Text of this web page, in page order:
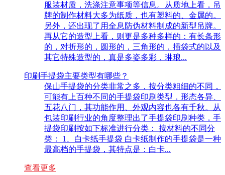
服装材质，洗涤注意事项等信息。从质地上看，吊
牌的制作材料大多为纸质，也有塑料的、金属的。
另外，还出现了用全息防伪材料制成的新型吊牌。
再从它的造型上看，则更是多种多样的：有长条形
的，对折形的，圆形的，三角形的，插袋式的以及
其它特殊造型的，真是多姿多彩，琳琅...
印刷手提袋主要类型有哪些？
保山手提袋的分类非常之多，按分类粗细的不同，
可能有上百种不同的手提袋印刷类型，形态各异、
五花八门，其功能作用、外观内容也各有千秋。从
包装印刷行业的角度整理出了手提袋印刷种类，手
提袋印刷按如下标准进行分类： 按材料的不同分
类： 1、白卡纸手提袋 白卡纸制作的手提袋是一种
最高档的手提袋，其特点是：白卡...
查看更多